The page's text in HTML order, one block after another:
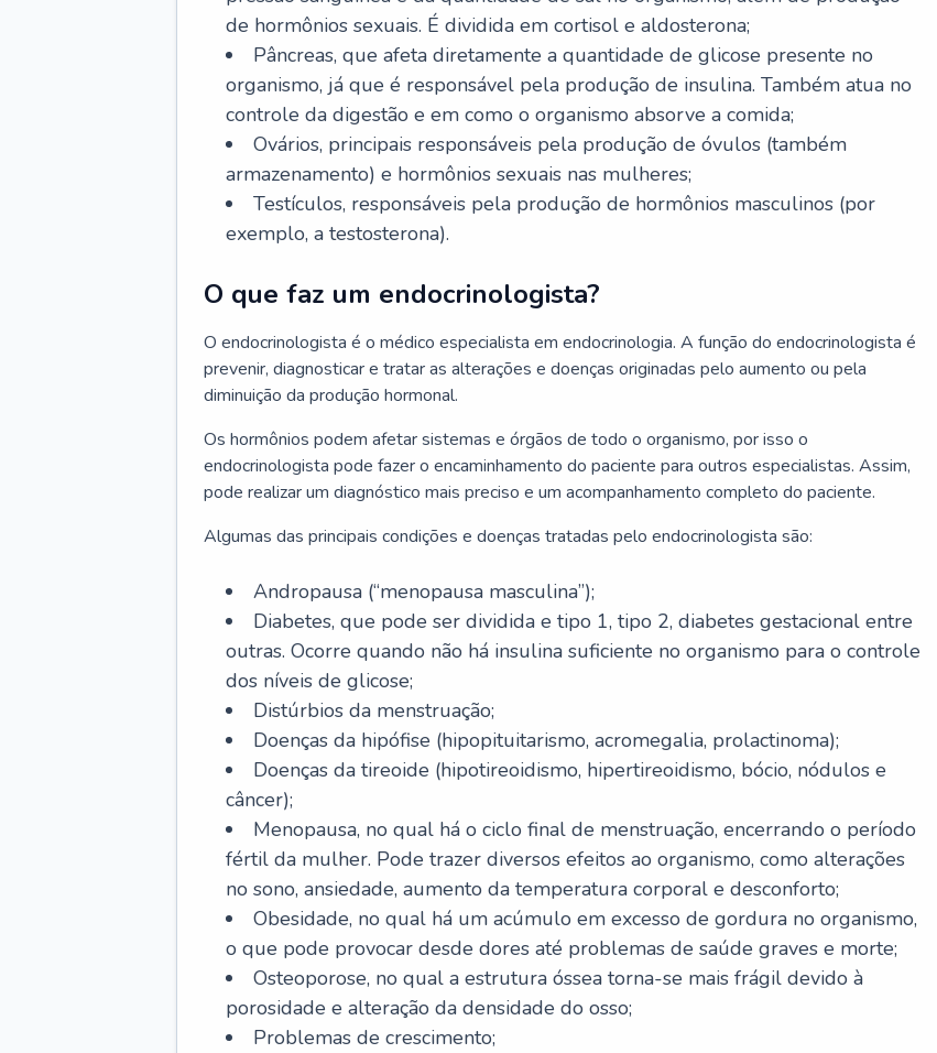
de hormônios sexuais. É dividida em cortisol e aldosterona;
Pâncreas, que afeta diretamente a quantidade de glicose presente no
organismo, já que é responsável pela produção de insulina. Também atua no
controle da digestão e em como o organismo absorve a comida;
Ovários, principais responsáveis pela produção de óvulos (também
armazenamento) e hormônios sexuais nas mulheres;
Testículos, responsáveis pela produção de hormônios masculinos (por
exemplo, a testosterona).
O que faz um endocrinologista?
O endocrinologista é o médico especialista em endocrinologia. A função do endocrinologista é
prevenir, diagnosticar e tratar as alterações e doenças originadas pelo aumento ou pela
diminuição da produção hormonal.
Os hormônios podem afetar sistemas e órgãos de todo o organismo, por isso o
endocrinologista pode fazer o encaminhamento do paciente para outros especialistas. Assim,
pode realizar um diagnóstico mais preciso e um acompanhamento completo do paciente.
Algumas das principais condições e doenças tratadas pelo endocrinologista são:
Andropausa (“menopausa masculina”);
Diabetes, que pode ser dividida e tipo 1, tipo 2, diabetes gestacional entre
outras. Ocorre quando não há insulina suficiente no organismo para o controle
dos níveis de glicose;
Distúrbios da menstruação;
Doenças da hipófise (hipopituitarismo, acromegalia, prolactinoma);
Doenças da tireoide (hipotireoidismo, hipertireoidismo, bócio, nódulos e
câncer);
Menopausa, no qual há o ciclo final de menstruação, encerrando o período
fértil da mulher. Pode trazer diversos efeitos ao organismo, como alterações
no sono, ansiedade, aumento da temperatura corporal e desconforto;
Obesidade, no qual há um acúmulo em excesso de gordura no organismo,
o que pode provocar desde dores até problemas de saúde graves e morte;
Osteoporose, no qual a estrutura óssea torna-se mais frágil devido à
porosidade e alteração da densidade do osso;
Problemas de crescimento;